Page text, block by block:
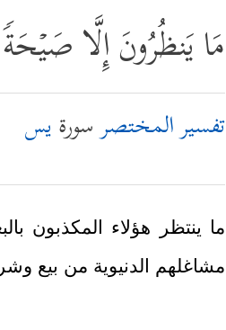
مَا یَنظُرُونَ إِلَّا
تفسير المختصرسورةيس
ما ينتظر هؤلاء المكذبون
مشاغلهم الدنيوية من بيع